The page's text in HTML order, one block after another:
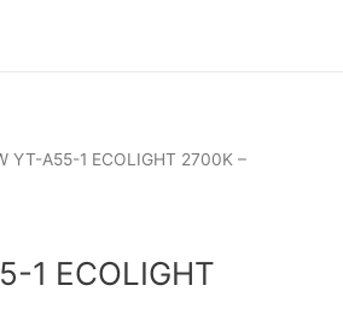
YT-A55-1 ECOLIGHT 2700K –
1 ECOLIGHT